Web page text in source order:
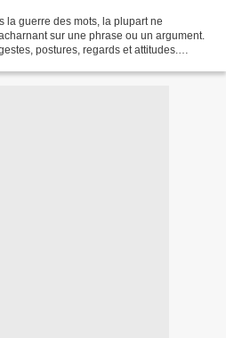
la guerre des mots, la plupart ne
sur une phrase ou un argument.
postures, regards et attitudes.